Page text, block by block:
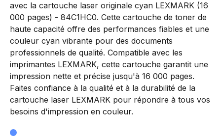
avec la cartouche laser originale cyan LEXMARK (16
000 pages) - 84C1HC0. Cette cartouche de toner de
haute capacité offre des performances fiables et une
couleur cyan vibrante pour des documents
professionnels de qualité. Compatible avec les
imprimantes LEXMARK, cette cartouche garantit une
impression nette et précise jusqu'à 16 000 pages.
Faites confiance à la qualité et à la durabilité de la
cartouche laser LEXMARK pour répondre à tous vos
besoins d'impression en couleur.